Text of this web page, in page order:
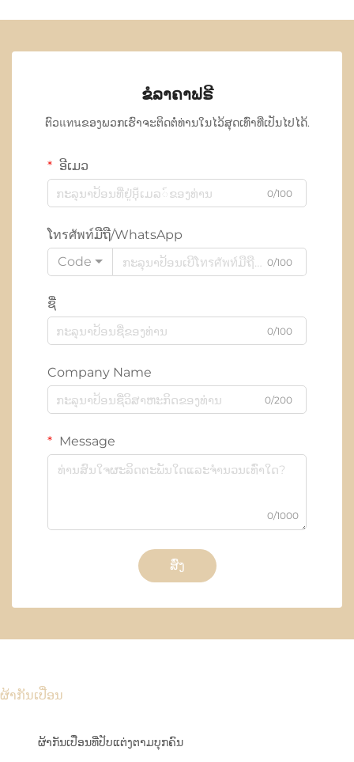
ຂໍລາຄາຟຣີ
ຕົວแทนຂອງພວກເຮົາຈະຕິດຕໍ່ທ່ານໃນໄວ້ສຸດເທົ່າທີ່ເປັນໄປໄດ້.
ອີເມວ
0/100
ໂทรศัพท์ມືຖື/WhatsApp
Code
0/100
ຊື່
0/100
Company Name
0/200
Message
0/1000
ສົ່ງ
ຜ້າກັນເປື່ອນ
ຜ້າກັນເປື່ອນທີ່ປັບແຕ່ງຕາມບຸກຄົນ